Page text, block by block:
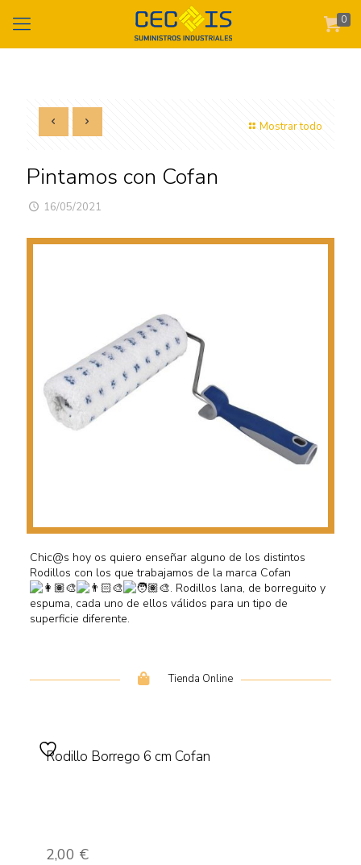
0
Mostrar todo
Pintamos con Cofan
16/05/2021
Chic@s hoy os quiero enseñar alguno de los distintos
Rodillos con los que trabajamos de la marca Cofan
. Rodillos lana, de borreguito y
espuma, cada uno de ellos válidos para un tipo de
superficie diferente.
Tienda Online
Rodillo Borrego 6 cm Cofan
2,00 €